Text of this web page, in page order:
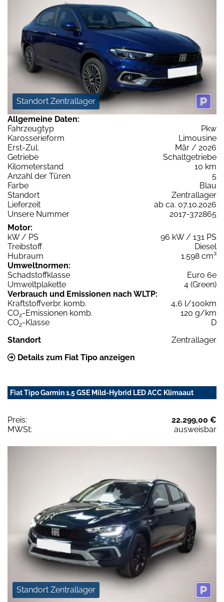
Standort Zentrallager
Allgemeine Daten:
Fahrzeugtyp
Pkw
Karosserieform
Limousine
Erst-Zul.
Mär / 2026
Getriebe
Schaltgetriebe
Kilometerstand
10 km
Anzahl der Türen
5
Farbe
Blau
Standort
Zentrallager
Lieferzeit
ab ca. 07.10.2026
Unsere Nummer
2017-372865
Motor:
kW / PS
96 kW / 131 PS
Treibstoff
Diesel
Hubraum
1.598 cm³
Umweltnormen:
Schadstoffklasse
Euro 6e
Umweltplakette
4 (Green)
Verbrauch und Emissionen nach WLTP:
Kraftstoffverbr. komb.
4,6 l/100km
CO2-Emissionen komb.
120 g/km
CO2-Klasse
D
Standort
Zentrallager
Details zum Fiat Tipo anzeigen
Fiat Tipo Garmin 1.5 GSE Mild-Hybrid LED ACC Klimaaut
Preis:
22.299,00 €
MWSt:
ausweisbar
Standort Zentrallager